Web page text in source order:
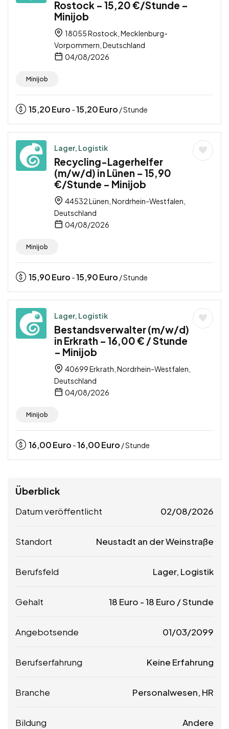
Rostock – 15,20 €/Stunde –
Minijob
18055 Rostock, Mecklenburg-
Vorpommern, Deutschland
04/08/2026
Minijob
15,20Euro -15,20Euro / Stunde
Lager, Logistik
Recycling-Lagerhelfer
(m/w/d) in Lünen – 15,90
€/Stunde – Minijob
44532 Lünen, Nordrhein-Westfalen,
Deutschland
04/08/2026
Minijob
15,90Euro -15,90Euro / Stunde
Lager, Logistik
Bestandsverwalter (m/w/d)
in Erkrath – 16,00 € / Stunde
– Minijob
40699 Erkrath, Nordrhein-Westfalen,
Deutschland
04/08/2026
Minijob
16,00Euro -16,00Euro / Stunde
Überblick
Datum veröffentlicht 02/08/2026
Standort Neustadt an der Weinstraße
Berufsfeld Lager, Logistik
Gehalt 18 Euro -18 Euro / Stunde
Angebotsende 01/03/2099
Berufserfahrung Keine Erfahrung
Branche Personalwesen, HR
Bildung Andere